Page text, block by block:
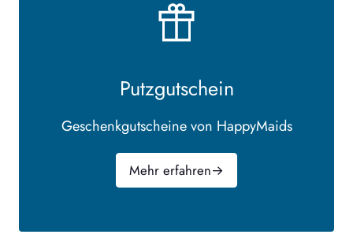
Putzgutschein
Geschenkgutscheine von HappyMaids
Mehr erfahren→